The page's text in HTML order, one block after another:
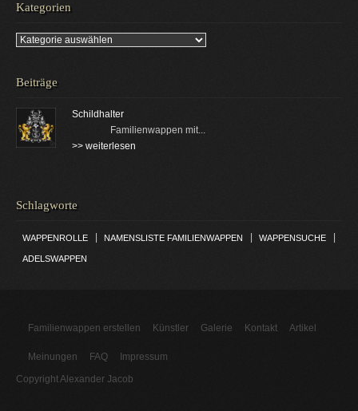
Kategorien
Kategorien
Beiträge
Schildhalter
Familienwappen mit...
>> weiterlesen
Schlagworte
WAPPENROLLE NAMENSLISTE FAMILIENWAPPEN WAPPENSUCHE
ADELSWAPPEN
Familienwappen erstellen Künstler Galerie Kontakt Artikel
Meinungen FAQ
Impressum
Copyright Alexander Jacob